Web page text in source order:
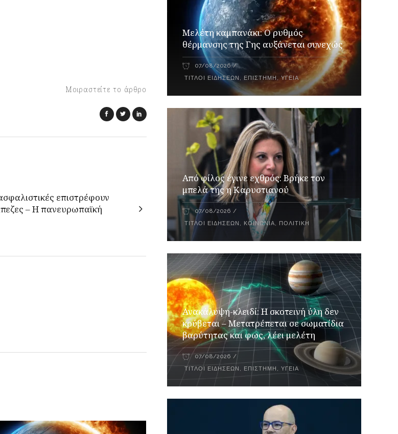
Μοιραστείτε το άρθρο
επιστρέφουν
– Η πανευρωπαϊκή
Μελέτη καμπανάκι: Ο ρυθμός
θέρμανσης της Γης αυξάνεται συνεχώς
07/08/2026
ΤΊΤΛΟΙ ΕΙΔΉΣΕΩΝ , ΕΠΙΣΤΉΜΗ ,ΥΓΕΊΑ
Από φίλος έγινε εχθρός: Βρήκε τον
μπελά της η Καρυστιανού
07/08/2026
ΤΊΤΛΟΙ ΕΙΔΉΣΕΩΝ , ΚΟΙΝΩΝΊΑ, ΠΟΛΙΤΙΚΉ
Ανακάλυψη-κλειδί: Η σκοτεινή ύλη δεν
κρύβεται – Μετατρέπεται σε σωματίδια
βαρύτητας και φως, λέει μελέτη
07/08/2026
ΤΊΤΛΟΙ ΕΙΔΉΣΕΩΝ , ΕΠΙΣΤΉΜΗ ,ΥΓΕΊΑ